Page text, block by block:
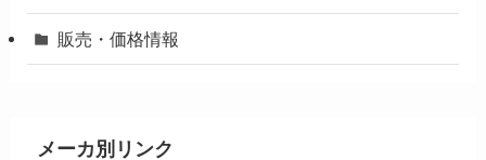
販売・価格情報
メーカ別リンク